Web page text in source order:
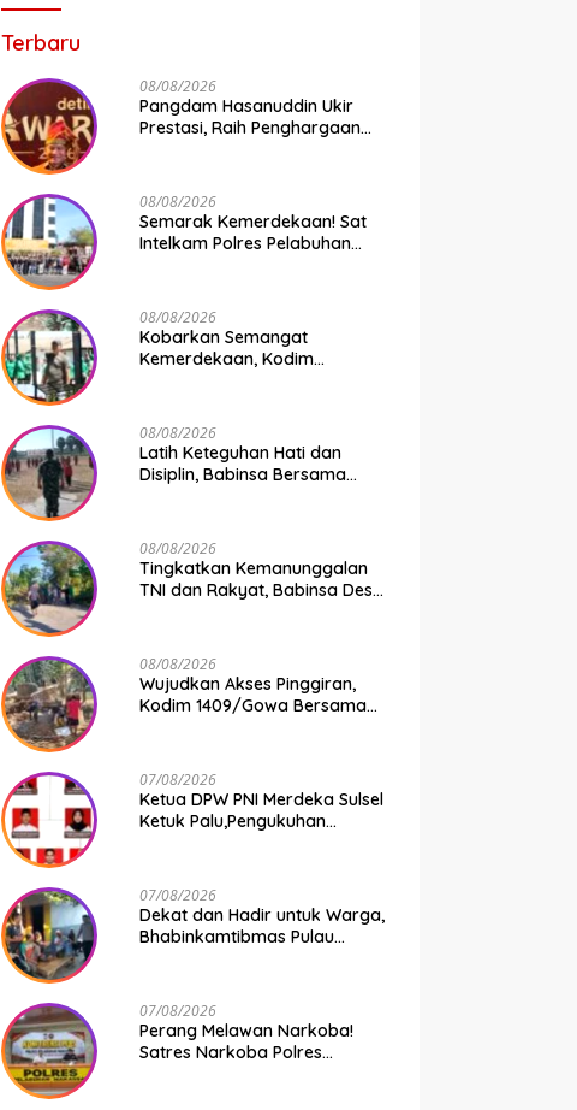
Terbaru
08/08/2026
Pangdam Hasanuddin Ukir
Prestasi, Raih Penghargaan
08/08/2026
Semarak Kemerdekaan! Sat
Intelkam Polres Pelabuhan
Merah Putih
08/08/2026
Kobarkan Semangat
Kemerdekaan, Kodim
08/08/2026
Latih Keteguhan Hati dan
Disiplin, Babinsa Bersama
08/08/2026
Tingkatkan Kemanunggalan
TNI dan Rakyat, Babinsa Desa
Bakti
08/08/2026
Wujudkan Akses Pinggiran,
Kodim 1409/Gowa Bersama
07/08/2026
Ketua DPW PNI Merdeka Sulsel
Ketuk Palu,Pengukuhan
07/08/2026
Dekat dan Hadir untuk Warga,
Bhabinkamtibmas Pulau
07/08/2026
Perang Melawan Narkoba!
Satres Narkoba Polres